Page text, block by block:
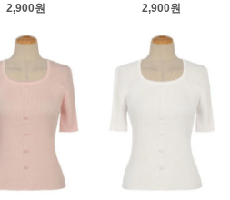
2,900원
2,900원